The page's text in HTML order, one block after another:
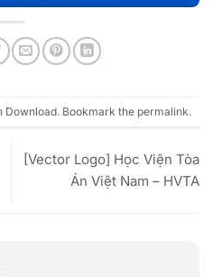
Download. Bookmark the permalink.
[Vector Logo] Học Viện Tòa
Án Việt Nam – HVTA